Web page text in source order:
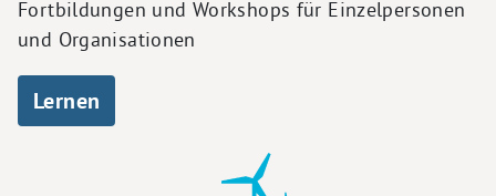
Fortbildungen und Workshops für Einzelpersonen
und Organisationen
Lernen